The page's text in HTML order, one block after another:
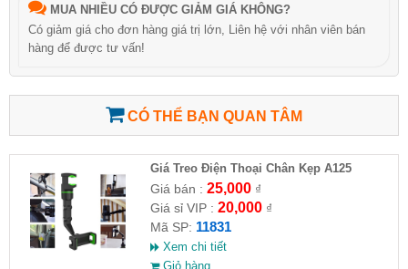
MUA NHIỀU CÓ ĐƯỢC GIẢM GIÁ KHÔNG?
Có giảm giá cho đơn hàng giá trị lớn, Liên hệ với nhân viên bán
hàng để được tư vấn!
CÓ THỂ BẠN QUAN TÂM
Giá Treo Điện Thoại Chân Kẹp A125
Giá bán : 25,000₫
Giá sỉ VIP : 20,000₫
Mã SP: 11831
Xem chi tiết
Giỏ hàng